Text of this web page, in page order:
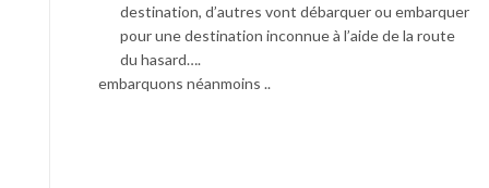
destination, d’autres vont débarquer ou embarquer
pour une destination inconnue à l’aide de la route
du hasard….
embarquons néanmoins ..